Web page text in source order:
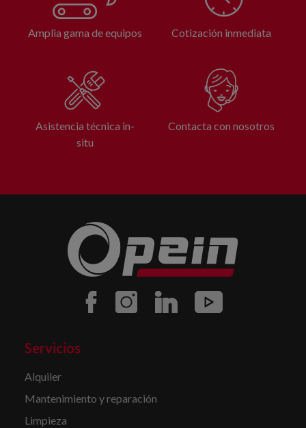
Amplia gama de equipos Cotización inmediata
Asistencia técnica in-
situ
Contacta con nosotros
Servicios
Alquiler
Mantenimiento y reparación
Limpieza